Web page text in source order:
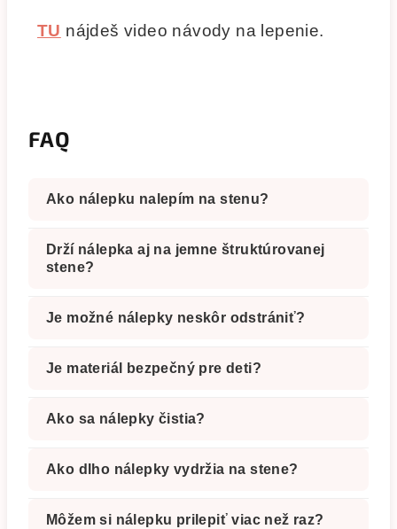
TU nájdeš video návody na lepenie.
FAQ
Ako nálepku nalepím na stenu?
Drží nálepka aj na jemne štruktúrovanej
stene?
Je možné nálepky neskôr odstrániť?
Je materiál bezpečný pre deti?
Ako sa nálepky čistia?
Ako dlho nálepky vydržia na stene?
Môžem si nálepku prilepiť viac než raz?